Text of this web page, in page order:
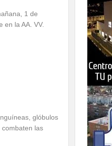
1 de
la AA. VV.
glóbulos
las